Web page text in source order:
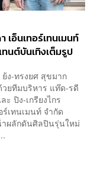
อ็นเทอร์เทนเมนท์
นต์บันเทิงเต็มรูป
ง-ทรงยศ สุขมาก
ยทีมบริหาร แท๊ด-รดี
ปิง-เกรียงไกร
เทนเมนท์ จำกัด
าผลักดันศิลปินรุ่นใหม่